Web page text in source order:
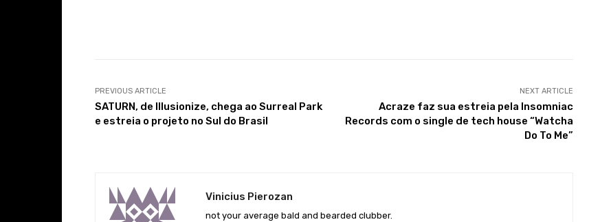
PREVIOUS ARTICLE
SATURN, de Illusionize, chega ao Surreal Park
e estreia o projeto no Sul do Brasil
NEXT ARTICLE
Acraze faz sua estreia pela Insomniac
Records com o single de tech house “Watcha
Do To Me”
Vinicius Pierozan
not your average bald and bearded clubber.